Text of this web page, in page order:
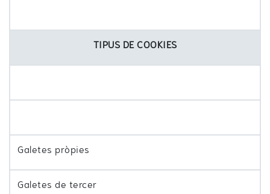
TIPUS DE COOKIES
Galetes pròpies
Galetes de tercer